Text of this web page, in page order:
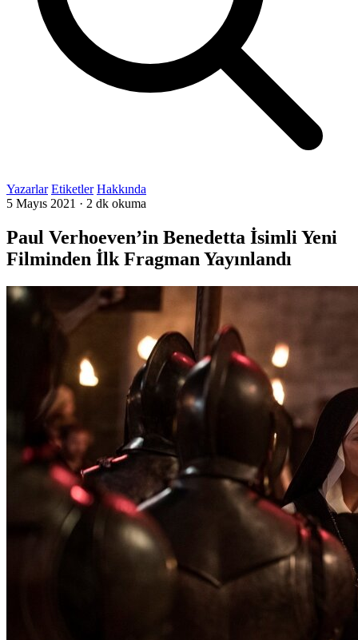
Yazarlar Etiketler Hakkında
5 Mayıs 2021 · 2 dk okuma
Paul Verhoeven’in Benedetta İsimli Yeni
Filminden İlk Fragman Yayınlandı